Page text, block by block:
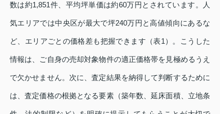
数は約1,851件、平均坪単価は約60万円とされています。人
気エリアでは中央区が最大で坪240万円と高値傾向にあるな
ど、エリアごとの価格差も把握できます（表1）。こうした
情報は、ご自身の売却対象物件の適正価格帯を見極めるうえ
で欠かせません。次に、査定結果を納得して判断するために
は、査定価格の根拠となる要素（築年数、延床面積、立地条